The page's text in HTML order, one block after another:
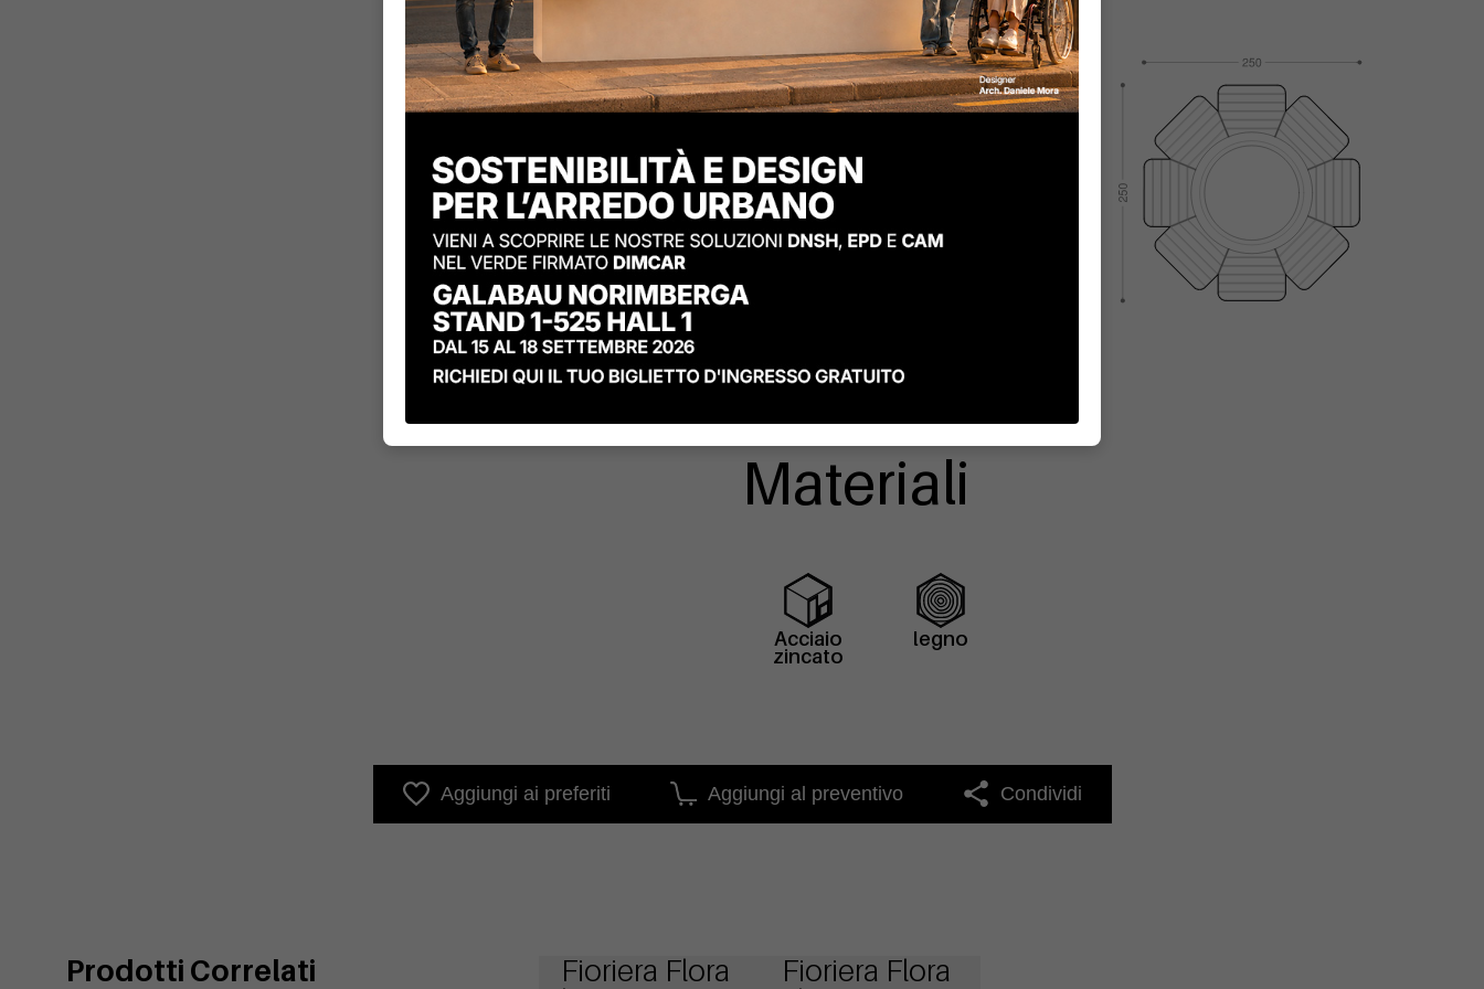
Materiali
Acciaio
zincato
legno
Aggiungi ai preferiti Aggiungi al preventivo Condividi
Prodotti Correlati
Fioriera Flora
Fioriera Flora